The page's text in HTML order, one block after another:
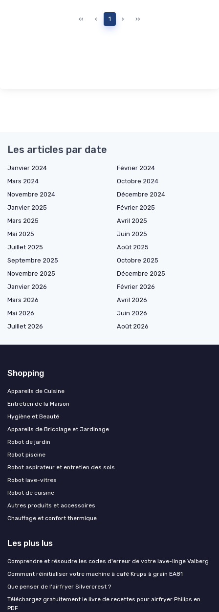
‹‹ ‹ 1 › ››
Les articles par date
Janvier 2024
Février 2024
Mars 2024
Octobre 2024
Novembre 2024
Décembre 2024
Janvier 2025
Février 2025
Mars 2025
Avril 2025
Mai 2025
Juin 2025
Juillet 2025
Août 2025
Septembre 2025
Octobre 2025
Novembre 2025
Décembre 2025
Janvier 2026
Février 2026
Mars 2026
Avril 2026
Mai 2026
Juin 2026
Juillet 2026
Août 2026
Shopping
Appareils de Cuisine
Entretien de la Maison
Hygiène et Beauté
Appareils de Bricolage et Jardinage
Robot de jardin
Robot piscine
Robot aspirateur et entretien des sols
Robot lave-vitres
Robot de cuisine
Autres produits et accessoires
Chauffage et confort thermique
Les plus lus
Comprendre et résoudre les codes d'erreur de votre lave-linge Valberg
Comment réinitialiser votre machine à café Krups à grain EA81
Que penser de l'airfryer Silvercrest ?
Téléchargez gratuitement le livre de recettes pour airfryer Philips en
PDF